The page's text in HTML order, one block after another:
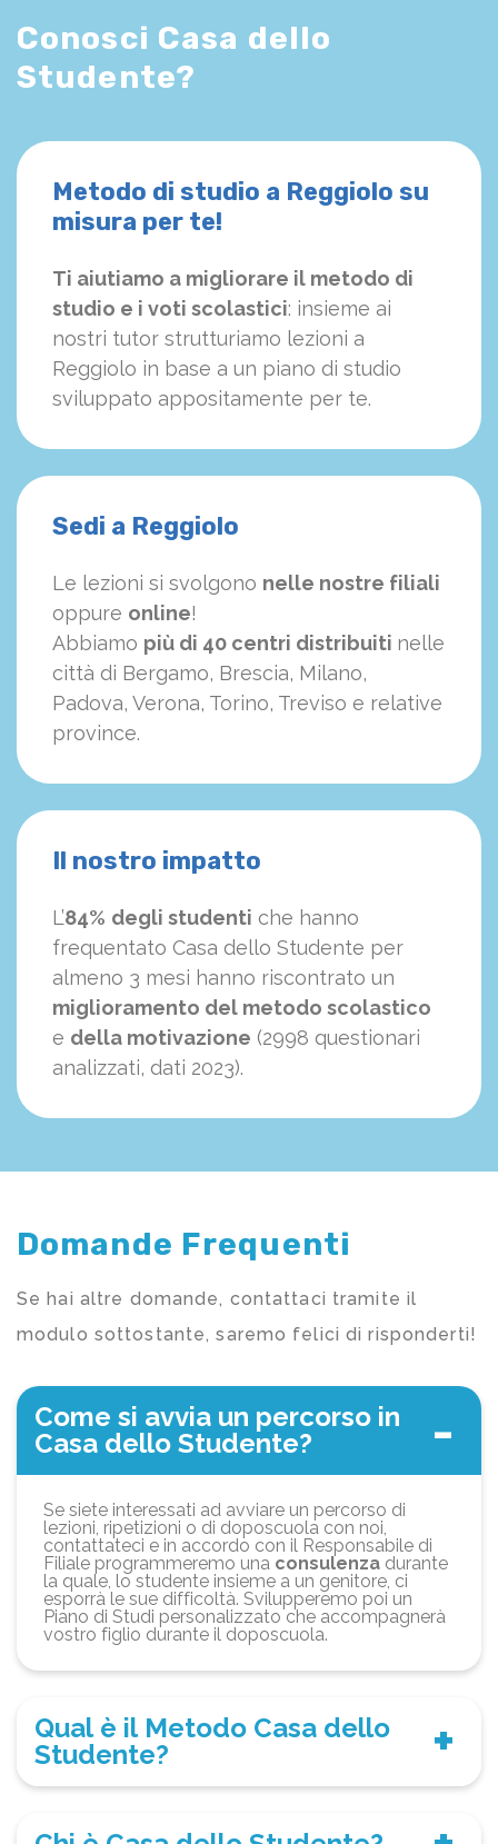
Conosci Casa dello
Studente?
Metodo di studio a Reggiolo su
misura per te!
Ti aiutiamo a migliorare il metodo di
studio e i voti scolastici: insieme ai
nostri tutor strutturiamo lezioni a
Reggiolo in base a un piano di studio
sviluppato appositamente per te.
Sedi a Reggiolo
Le lezioni si svolgono nelle nostre filiali
oppure online!
Abbiamo più di 40 centri distribuiti nelle
città di Bergamo, Brescia, Milano,
Padova, Verona, Torino, Treviso e relative
province.
Il nostro impatto
L’84% degli studenti che hanno
frequentato Casa dello Studente per
almeno 3 mesi hanno riscontrato un
miglioramento del metodo scolastico
e della motivazione (2998 questionari
analizzati, dati 2023).
Domande Frequenti
Se hai altre domande, contattaci tramite il
modulo sottostante, saremo felici di risponderti!
Come si avvia un percorso in
Casa dello Studente?
Se siete interessati ad avviare un percorso di
lezioni, ripetizioni o di doposcuola con noi,
contattateci e in accordo con il Responsabile di
Filiale programmeremo una consulenza durante
la quale, lo studente insieme a un genitore, ci
esporrà le sue difficoltà. Svilupperemo poi un
Piano di Studi personalizzato che accompagnerà
vostro figlio durante il doposcuola.
Qual è il Metodo Casa dello
Studente?